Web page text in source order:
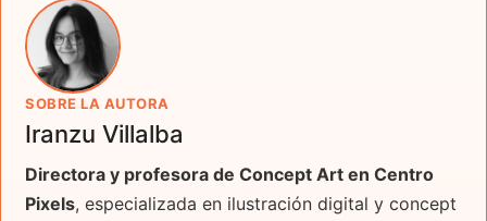
SOBRE LA AUTORA
Iranzu Villalba
Directora y profesora de Concept Art en Centro
Pixels, especializada en ilustración digital y concept